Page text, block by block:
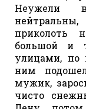
Неужели
приколоть
большой и
улицами, по
ним
мужик,
чисто